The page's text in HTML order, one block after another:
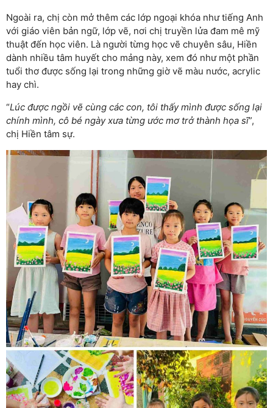
Ngoài ra, chị còn mở thêm các lớp ngoại khóa như tiếng Anh
với giáo viên bản ngữ, lớp vẽ, nơi chị truyền lửa đam mê mỹ
thuật đến học viên. Là người từng học vẽ chuyên sâu, Hiền
dành nhiều tâm huyết cho mảng này, xem đó như một phần
tuổi thơ được sống lại trong những giờ vẽ màu nước, acrylic
hay chì.
“Lúc được ngồi vẽ cùng các con, tôi thấy mình được sống lại
chính mình, cô bé ngày xưa từng ước mơ trở thành họa sĩ”,
chị Hiền tâm sự.